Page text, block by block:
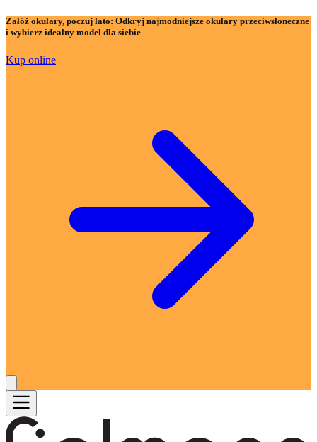
Załóż okulary, poczuj lato: Odkryj najmodniejsze okulary przeciwsłoneczne
i wybierz idealny model dla siebie
Kup online